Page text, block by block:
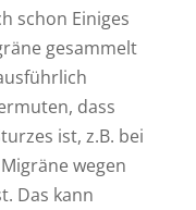
schon Einiges
gesammelt
dass
ist, z.B. bei
wegen
Das kann